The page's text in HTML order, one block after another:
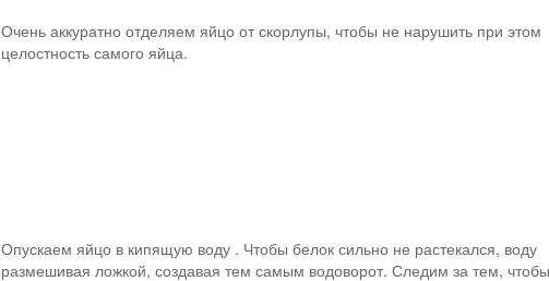
Очень аккуратно отделяем яйцо от скорлупы, чтобы не нарушить при этом
целостность самого яйца.
Опускаем яйцо в кипящую воду . Чтобы белок сильно не растекался, воду
размешивая ложкой, создавая тем самым водоворот. Следим за тем,